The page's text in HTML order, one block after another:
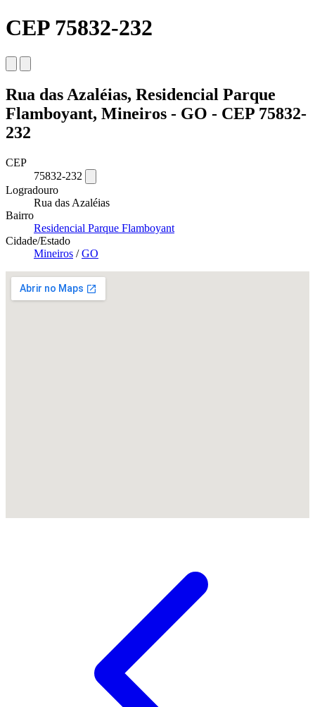
CEP 75832-232
Rua das Azaléias, Residencial Parque
Flamboyant, Mineiros - GO - CEP 75832-
232
CEP
75832-232
Logradouro
Rua das Azaléias
Bairro
Residencial Parque Flamboyant
Cidade/Estado
Mineiros /GO